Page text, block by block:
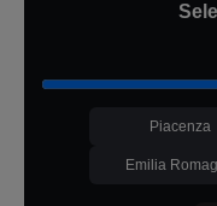
Piacenza
Emilia